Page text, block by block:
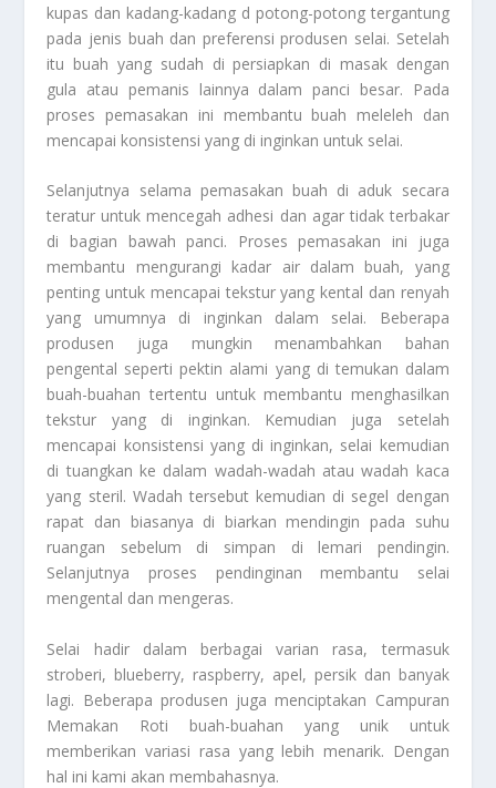
kupas dan kadang-kadang d potong-potong tergantung
pada jenis buah dan preferensi produsen selai. Setelah
itu buah yang sudah di persiapkan di masak dengan
gula atau pemanis lainnya dalam panci besar. Pada
proses pemasakan ini membantu buah meleleh dan
mencapai konsistensi yang di inginkan untuk selai.
Selanjutnya selama pemasakan buah di aduk secara
teratur untuk mencegah adhesi dan agar tidak terbakar
di bagian bawah panci. Proses pemasakan ini juga
membantu mengurangi kadar air dalam buah, yang
penting untuk mencapai tekstur yang kental dan renyah
yang umumnya di inginkan dalam selai. Beberapa
produsen juga mungkin menambahkan bahan
pengental seperti pektin alami yang di temukan dalam
buah-buahan tertentu untuk membantu menghasilkan
tekstur yang di inginkan. Kemudian juga setelah
mencapai konsistensi yang di inginkan, selai kemudian
di tuangkan ke dalam wadah-wadah atau wadah kaca
yang steril. Wadah tersebut kemudian di segel dengan
rapat dan biasanya di biarkan mendingin pada suhu
ruangan sebelum di simpan di lemari pendingin.
Selanjutnya proses pendinginan membantu selai
mengental dan mengeras.
Selai hadir dalam berbagai varian rasa, termasuk
stroberi, blueberry, raspberry, apel, persik dan banyak
lagi. Beberapa produsen juga menciptakan Campuran
Memakan Roti buah-buahan yang unik untuk
memberikan variasi rasa yang lebih menarik. Dengan
hal ini kami akan membahasnya.